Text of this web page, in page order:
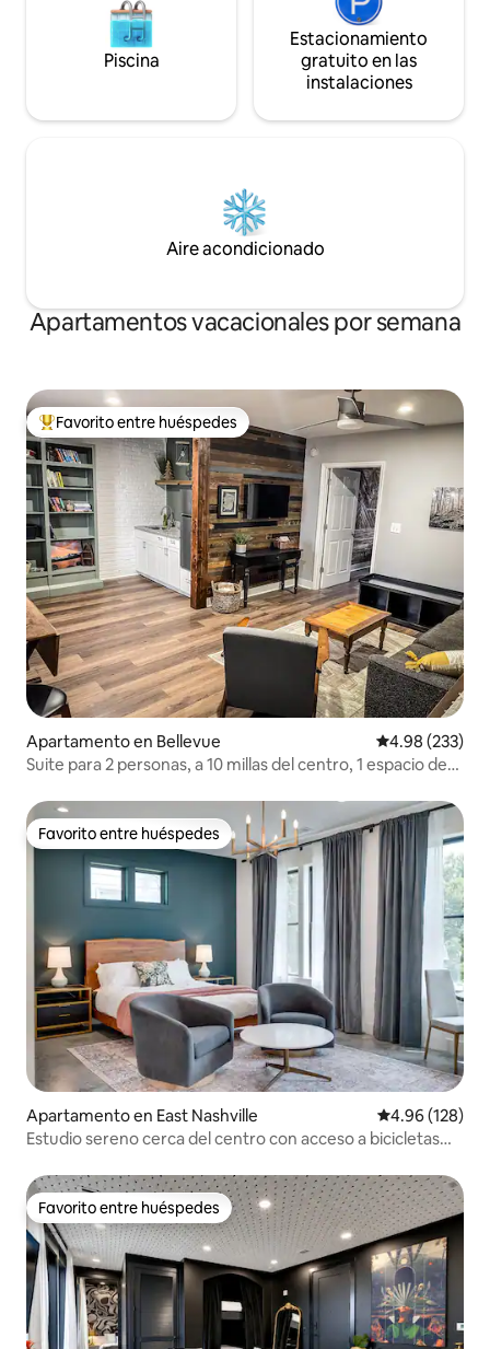
Piscina
Estacionamiento
gratuito en las
instalaciones
Aire acondicionado
Apartamentos vacacionales por semana
Favorito entre huéspedes preferido
Favorito entre huéspedes
Apartamento en Bellevue Calificación
4.98 (233)
Suite para 2 personas, a 10 millas del centro, 1 espacio de
Favorito entre huéspedes
Favorito entre huéspedes
Apartamento en East Nashville Calificación
4.96 (128)
Estudio sereno cerca del centro con acceso a bicicletas
Favorito entre huéspedes
Favorito entre huéspedes